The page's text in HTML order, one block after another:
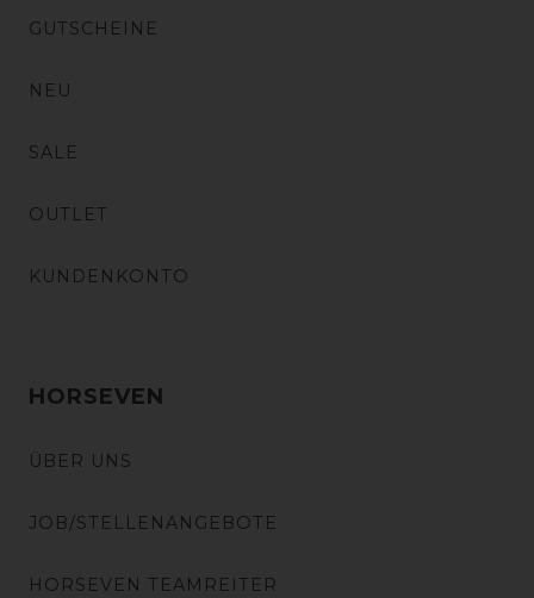
GUTSCHEINE
NEU
SALE
OUTLET
KUNDENKONTO
HORSEVEN
ÜBER UNS
JOB/STELLENANGEBOTE
HORSEVEN TEAMREITER